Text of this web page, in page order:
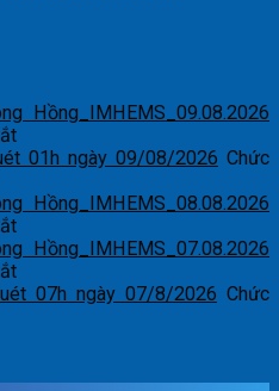
Hồng_IMHEMS_09.08.2026
ở
Bản
dự
báo
lũ
sông
Hồng_IMHEMS_09.08.2026
01h ngày 09/08/2026 Chức
2026
Hồng_IMHEMS_08.08.2026
ở
Bản
tin
dự
Hồng_IMHEMS_08.08.2026
Hồng_IMHEMS_07.08.2026
ở
Bản
lũ
07h ngày 07/8/2026 Chức